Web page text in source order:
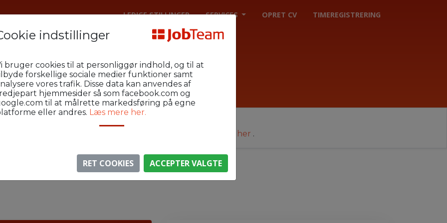
LEDIGE STILLINGER SERVICES OPRET CV TIMEREGISTRERING
Metal
& brand – Rødovre
er ikke længere aktiv, men du kan
se lignende annoncer her .
indstillinger
bruger cookies til at personliggør indhold, og til at
forskellige sociale medier funktioner samt
vores trafik. Disse data kan anvendes af
hjemmesider så som facebook.com og
til at målrette markedsføring på egne
eller andres. Læs mere her.
RET COOKIES ACCEPTER VALGTE